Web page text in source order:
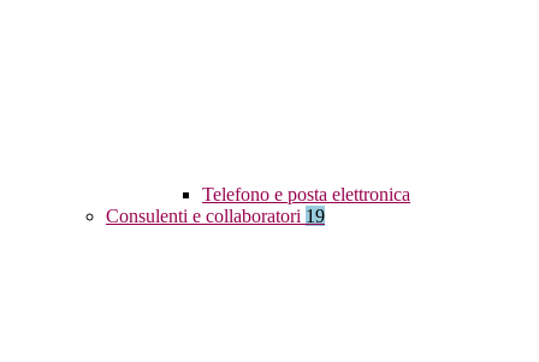
Telefono e posta elettronica
Consulenti e collaboratori 19